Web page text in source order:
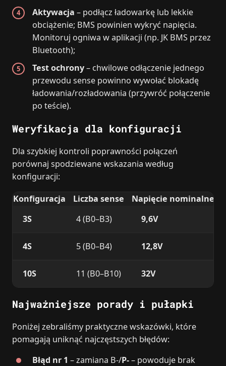
Aktywacja – podłącz ładowarkę lub lekkie
obciążenie; BMS powinien wykryć napięcia.
Monitoruj ogniwa w aplikacji (np. JK BMS przez
Bluetooth);
Test ochrony– chwilowe odłączenie jednego
przewodu sense powinno wywołać blokadę
ładowania/rozładowania (przywróć połączenie
po teście).
Weryfikacja dla konfiguracji
Dla szybkiej kontroli poprawności połączeń
porównaj spodziewane wskazania według
konfiguracji:
Konfiguracja
Liczba sense
Napięcie nominalne
3S
4 (B0–B3) 9,6V
4S 5 (B0–B4) 12,8V
10S 11 (B0–B10) 32V
Najważniejsze porady i pułapki
Poniżej zebraliśmy praktyczne wskazówki, które
pomagają uniknąć najczęstszych błędów:
Błąd nr 1 – zamiana B-/P-– powoduje brak